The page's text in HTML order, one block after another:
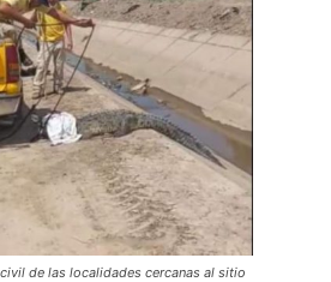
de las localidades cercanas al sitio